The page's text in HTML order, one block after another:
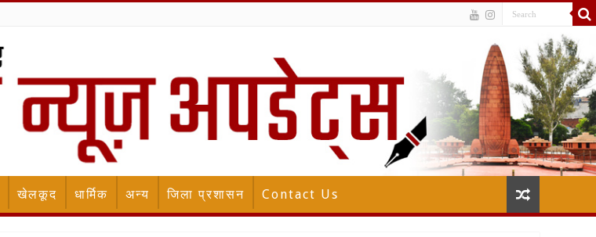
खेलकूद धार्मिक अन्य जिला प्रशासन Contact Us